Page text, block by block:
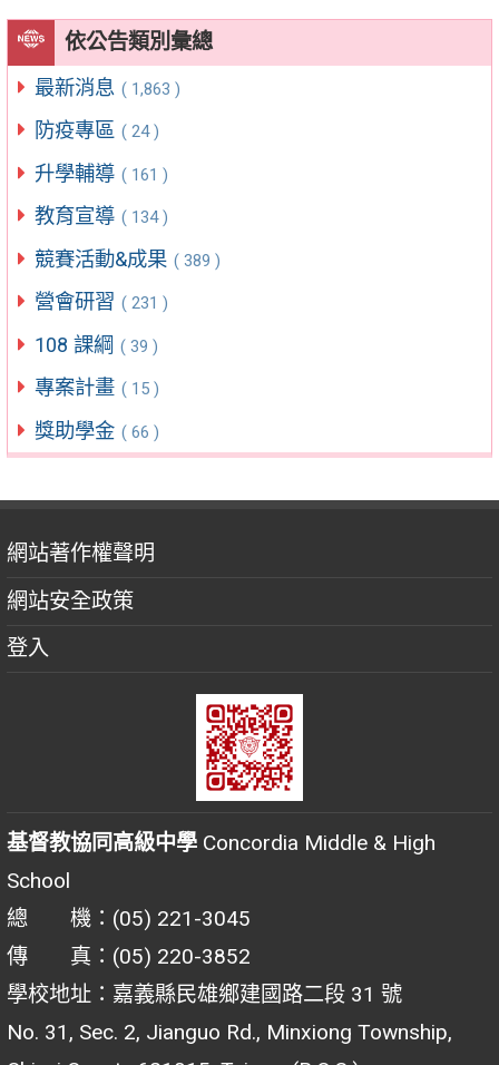
依公告類別彙總
最新消息 ( 1,863 )
防疫專區 ( 24 )
升學輔導 ( 161 )
教育宣導 ( 134 )
競賽活動&成果 ( 389 )
營會研習 ( 231 )
108 課綱 ( 39 )
專案計畫 ( 15 )
獎助學金 ( 66 )
網站著作權聲明
網站安全政策
登入
基督教協同高級中學 Concordia Middle & High
School
總 機：(05) 221-3045
傳 真：(05) 220-3852
學校地址：嘉義縣民雄鄉建國路二段 31 號
No. 31, Sec. 2, Jianguo Rd., Minxiong Township,